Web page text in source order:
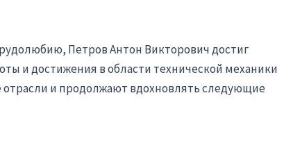
Петров Антон Викторович достиг
и достижения в области технической механики
отрасли и продолжают вдохновлять следующие